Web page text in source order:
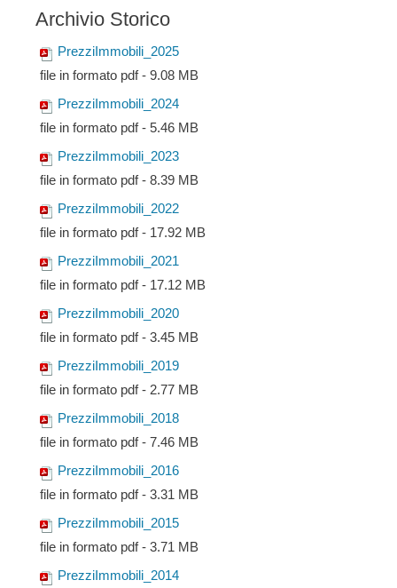
Archivio Storico
PrezziImmobili_2025
file in formato pdf - 9.08 MB
PrezziImmobili_2024
file in formato pdf - 5.46 MB
PrezziImmobili_2023
file in formato pdf - 8.39 MB
PrezziImmobili_2022
file in formato pdf - 17.92 MB
PrezziImmobili_2021
file in formato pdf - 17.12 MB
PrezziImmobili_2020
file in formato pdf - 3.45 MB
PrezziImmobili_2019
file in formato pdf - 2.77 MB
PrezziImmobili_2018
file in formato pdf - 7.46 MB
PrezziImmobili_2016
file in formato pdf - 3.31 MB
PrezziImmobili_2015
file in formato pdf - 3.71 MB
PrezziImmobili_2014